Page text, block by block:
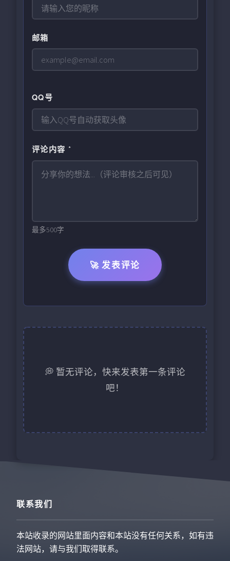
邮箱
QQ号
评论内容 *
最多500字
🚀 发表评论
💭 暂无评论，快来发表第一条评论
吧！
联系我们
本站收录的网站里面内容和本站没有任何关系，如有违
法网站，请与我们取得联系。